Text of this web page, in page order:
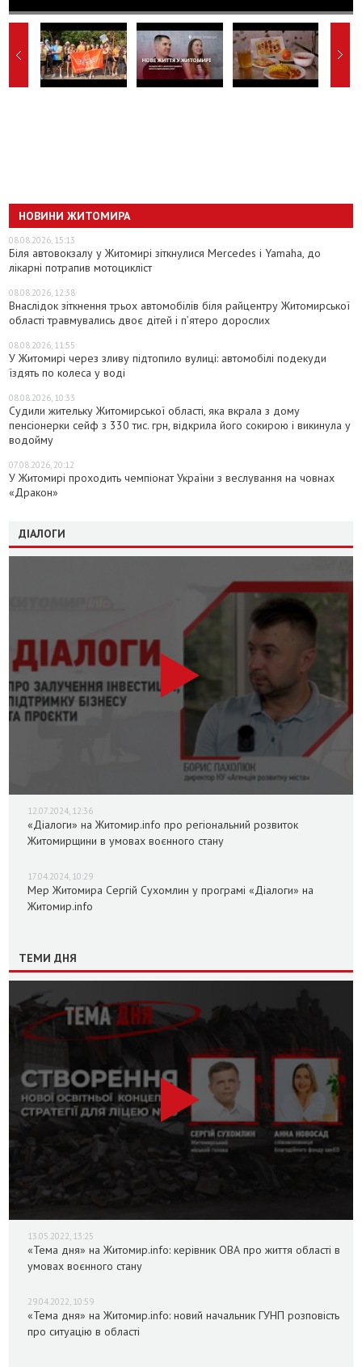
НОВИНИ ЖИТОМИРА
08.08.2026, 15:13
Біля автовокзалу у Житомирі зіткнулися Mercedes і Yamaha, до
лікарні потрапив мотоцикліст
08.08.2026, 12:38
Внаслідок зіткнення трьох автомобілів біля райцентру Житомирської
області травмувались двоє дітей і пʼятеро дорослих
08.08.2026, 11:55
У Житомирі через зливу підтопило вулиці: автомобілі подекуди
їздять по колеса у воді
08.08.2026, 10:33
Судили жительку Житомирської області, яка вкрала з дому
пенсіонерки сейф з 330 тис. грн, відкрила його сокирою і викинула у
водойму
07.08.2026, 20:12
У Житомирі проходить чемпіонат України з веслування на човнах
«Дракон»
ДІАЛОГИ
12.07.2024, 12:36
«Діалоги» на Житомир.info про регіональний розвиток
Житомирщини в умовах воєнного стану
17.04.2024, 10:29
Мер Житомира Сергій Сухомлин у програмі «Діалоги» на
Житомир.info
ТЕМИ ДНЯ
13.05.2022, 13:25
«Тема дня» на Житомир.info: керівник ОВА про життя області в
умовах воєнного стану
29.04.2022, 10:59
«Тема дня» на Житомир.info: новий начальник ГУНП розповість
про ситуацію в області